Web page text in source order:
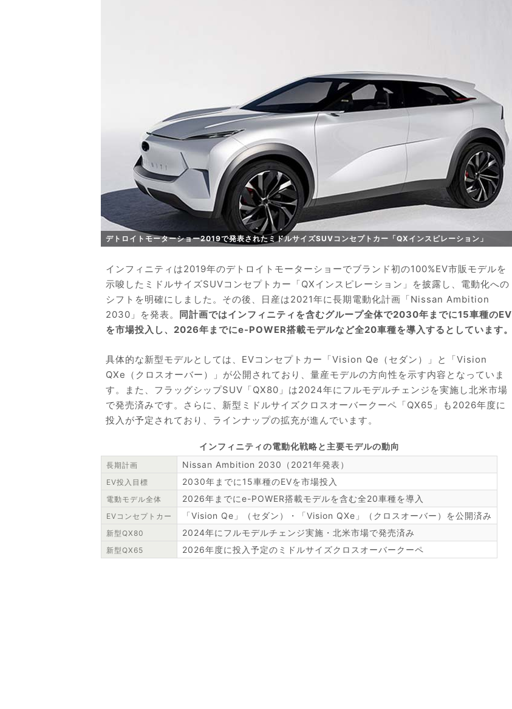
デトロイトモーターショー2019で発表されたミドルサイズSUVコンセプトカー「QXインスピレーション」
インフィニティは2019年のデトロイトモーターショーでブランド初の100%EV市販モデルを
示唆したミドルサイズSUVコンセプトカー「QXインスピレーション」を披露し、電動化への
シフトを明確にしました。その後、日産は2021年に長期電動化計画「Nissan Ambition
2030」を発表。 同計画ではインフィニティを含むグループ全体で2030年までに15車種のEV
を市場投入し、2026年までにe-POWER搭載モデルなど全20車種を導入するとしています。
具体的な新型モデルとしては、EVコンセプトカー「Vision Qe（セダン）」と「Vision
QXe（クロスオーバー）」が公開されており、量産モデルの方向性を示す内容となっていま
す。また、フラッグシップSUV「QX80」は2024年にフルモデルチェンジを実施し北米市場
で発売済みです。さらに、新型ミドルサイズクロスオーバークーペ「QX65」も2026年度に
投入が予定されており、ラインナップの拡充が進んでいます。
インフィニティの電動化戦略と主要モデルの動向
長期計画 Nissan Ambition 2030（2021年発表）
EV投入目標 2030年までに15車種のEVを市場投入
電動モデル全体 2026年までにe-POWER搭載モデルを含む全20車種を導入
EVコンセプトカー 「Vision Qe」（セダン）・「Vision QXe」（クロスオーバー）を公開済み
新型QX80 2024年にフルモデルチェンジ実施・北米市場で発売済み
新型QX65 2026年度に投入予定のミドルサイズクロスオーバークーペ